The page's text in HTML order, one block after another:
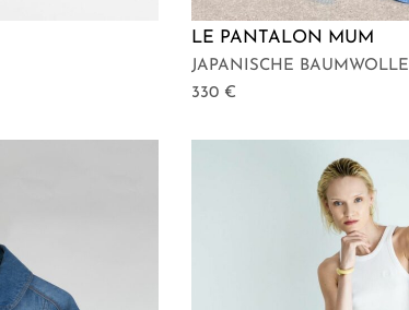
LE PANTALON MUM
JAPANISCHE BAUMWOLLE
330 €